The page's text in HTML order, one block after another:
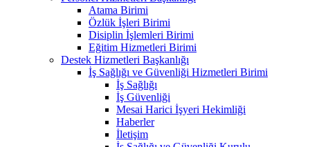
Atama Birimi
Özlük İşleri Birimi
Disiplin İşlemleri Birimi
Eğitim Hizmetleri Birimi
Destek Hizmetleri Başkanlığı
İş Sağlığı ve Güvenliği Hizmetleri Birimi
İş Sağlığı
İş Güvenliği
Mesai Harici İşyeri Hekimliği
Haberler
İletişim